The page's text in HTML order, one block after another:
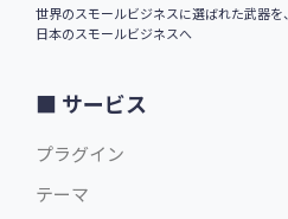
世界のスモールビジネスに選ばれた武器を、
日本のスモールビジネスへ
サービス
プラグイン
テーマ